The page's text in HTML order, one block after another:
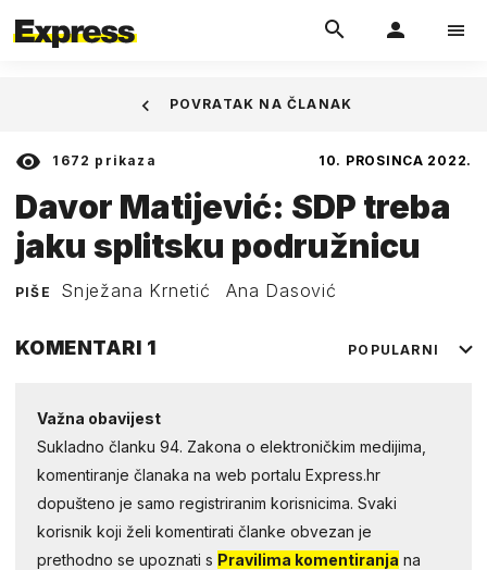
1672 prikaza 10. PROSINCA 2022.
Davor Matijević: SDP treba
jaku splitsku podružnicu
PIŠE Snježana Krnetić Ana Dasović
POVRATAK NA ČLANAK
KOMENTARI 1 POPULARNI
Važna obavijest
Sukladno članku 94. Zakona o elektroničkim medijima,
komentiranje članaka na web portalu Express.hr
dopušteno je samo registriranim korisnicima. Svaki
korisnik koji želi komentirati članke obvezan je
prethodno se upoznati s Pravilima komentiranja na